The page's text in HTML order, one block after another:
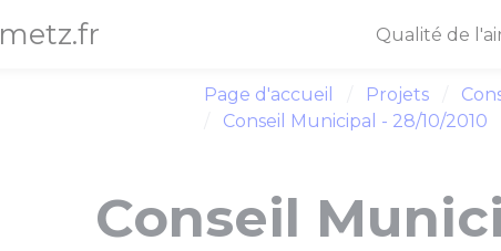
metz.fr Qualité de
Page d'accueil Projets
Conseil Municipal - 28/10/2010
Conseil